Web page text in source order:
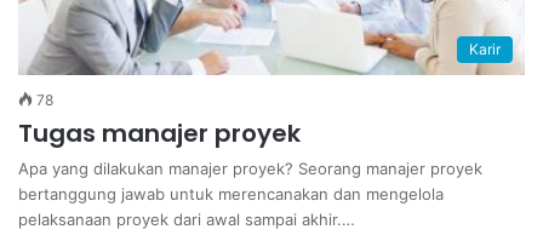
Karir
78
Tugas manajer proyek
Apa yang dilakukan manajer proyek? Seorang manajer proyek
bertanggung jawab untuk merencanakan dan mengelola
pelaksanaan proyek dari awal sampai akhir.…